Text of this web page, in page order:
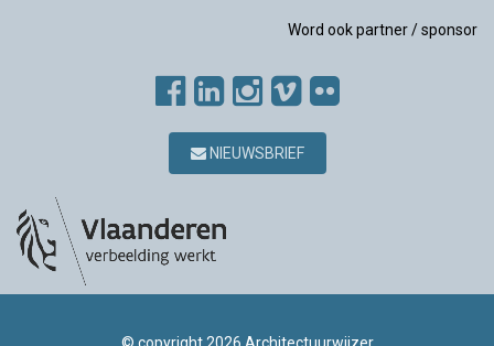
Word ook partner / sponsor
NIEUWSBRIEF